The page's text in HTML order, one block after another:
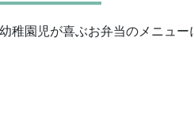
稚園児が喜ぶお弁当のメニュー